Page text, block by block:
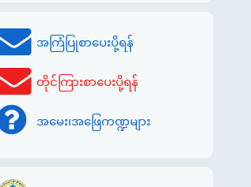
အကြံပြုစာပေးပို့ရန်
တိုင်ကြားစာပေးပို့ရန်
အမေး၊အဖြေကဏ္ဍများ